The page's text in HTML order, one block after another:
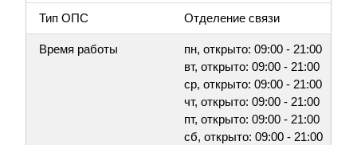
Тип ОПС Отделение связи
Время работы
пн, открыто: 09:00 - 21:00
вт, открыто: 09:00 - 21:00
ср, открыто: 09:00 - 21:00
чт, открыто: 09:00 - 21:00
пт, открыто: 09:00 - 21:00
сб, открыто: 09:00 - 21:00